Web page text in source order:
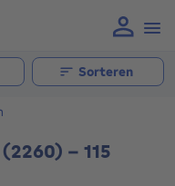
Sorteren
- 115